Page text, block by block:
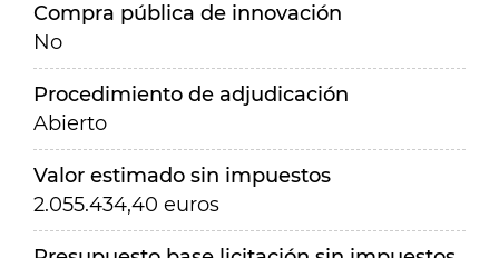
Compra pública de innovación
No
Procedimiento de adjudicación
Abierto
Valor estimado sin impuestos
2.055.434,40 euros